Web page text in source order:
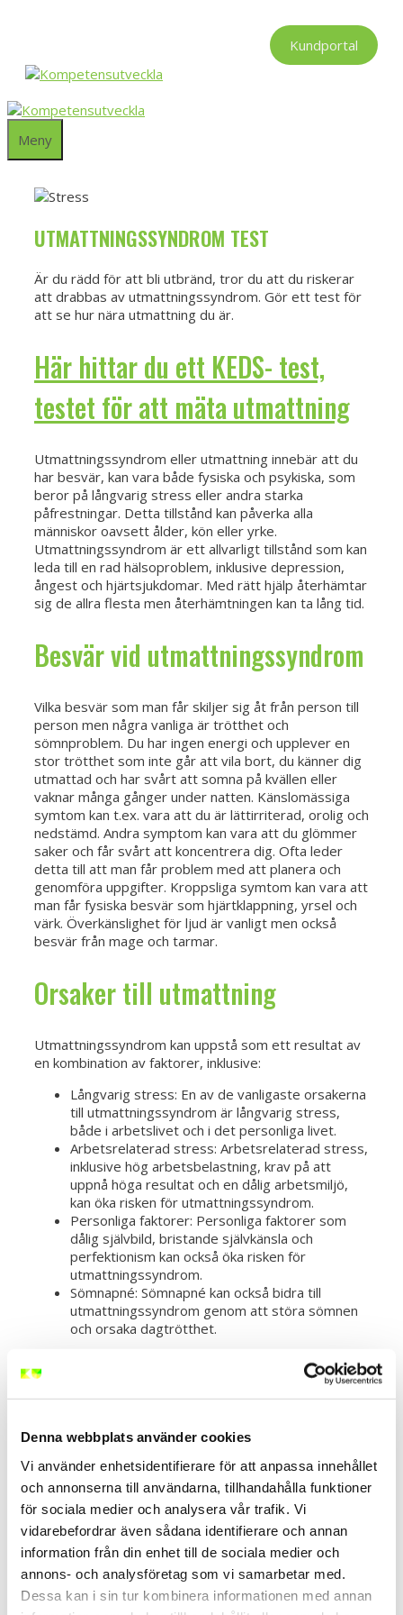
Denna webbplats använder cookies
Vi använder enhetsidentifierare för att anpassa innehållet
och annonserna till användarna, tillhandahålla funktioner
för sociala medier och analysera vår trafik. Vi
vidarebefordrar även sådana identifierare och annan
information från din enhet till de sociala medier och
annons- och analysföretag som vi samarbetar med.
Dessa kan i sin tur kombinera informationen med annan
Kundportal
Meny
UTMATTNINGSSYNDROM TEST
Är du rädd för att bli utbränd, tror du att du riskerar
att drabbas av utmattningssyndrom. Gör ett test för
att se hur nära utmattning du är.
Här hittar du ett KEDS- test,
testet för att mäta utmattning
Utmattningssyndrom eller utmattning innebär att du
har besvär, kan vara både fysiska och psykiska, som
beror på långvarig stress eller andra starka
påfrestningar. Detta tillstånd kan påverka alla
människor oavsett ålder, kön eller yrke.
Utmattningssyndrom är ett allvarligt tillstånd som kan
leda till en rad hälsoproblem, inklusive depression,
ångest och hjärtsjukdomar. Med rätt hjälp återhämtar
sig de allra flesta men återhämtningen kan ta lång tid.
Besvär vid utmattningssyndrom
Vilka besvär som man får skiljer sig åt från person till
person men några vanliga är trötthet och
sömnproblem. Du har ingen energi och upplever en
stor trötthet som inte går att vila bort, du känner dig
utmattad och har svårt att somna på kvällen eller
vaknar många gånger under natten. Känslomässiga
symtom kan t.ex. vara att du är lättirriterad, orolig och
nedstämd. Andra symptom kan vara att du glömmer
saker och får svårt att koncentrera dig. Ofta leder
detta till att man får problem med att planera och
genomföra uppgifter. Kroppsliga symtom kan vara att
man får fysiska besvär som hjärtklappning, yrsel och
värk. Överkänslighet för ljud är vanligt men också
besvär från mage och tarmar.
Orsaker till utmattning
Utmattningssyndrom kan uppstå som ett resultat av
en kombination av faktorer, inklusive:
Långvarig stress: En av de vanligaste orsakerna
till utmattningssyndrom är långvarig stress,
både i arbetslivet och i det personliga livet.
Arbetsrelaterad stress: Arbetsrelaterad stress,
inklusive hög arbetsbelastning, krav på att
uppnå höga resultat och en dålig arbetsmiljö,
kan öka risken för utmattningssyndrom.
Personliga faktorer: Personliga faktorer som
dålig självbild, bristande självkänsla och
perfektionism kan också öka risken för
utmattningssyndrom.
Sömnapné: Sömnapné kan också bidra till
utmattningssyndrom genom att störa sömnen
och orsaka dagtrötthet.
Beh
Behandlingen fokuserar på att minska stress och
hjälpa personen att återhämta sig. Här är några av de
vanligaste behandlingsalternativen för
utmattningssyndrom:
Viloperiod: Viloperiod är en av de viktigaste
behandlingsmetoderna för
utmattningssyndrom. Att vila och ta en paus